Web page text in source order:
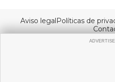
Aviso legal Políticas de